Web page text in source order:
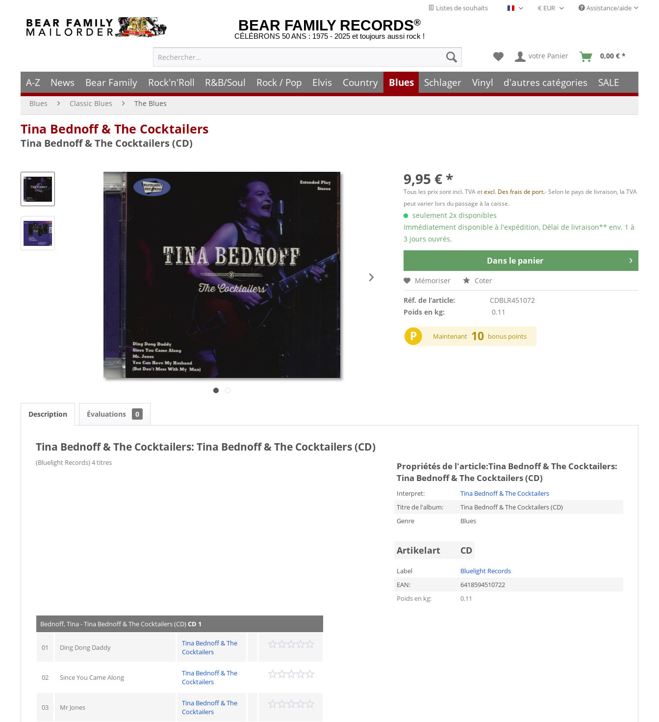
Listes de souhaits Français- FR Assistance/aide
BEAR FAMILY RECORDS®
CÉLÉBRONS 50 ANS : 1975 - 2025 et toujours aussi rock !
votre Panier 0,00 € *
A-Z News Bear Family Rock'n'Roll R&B/Soul Rock / Pop Elvis Country Blues Schlager Vinyl d'autres catégories SALE
Blues Classic Blues The Blues
Tina Bednoff & The Cocktailers
Tina Bednoff & The Cocktailers (CD)
9,95 € *
Tous les prix sont incl. TVA etexcl. Des frais de port.- Selon le pays de livraison, la TVA
peut varier lors du passage à la caisse.
seulement 2x disponibles
Immédiatement disponible à l'expédition, Délai de livraison** env. 1 à
3 jours ouvrés.
Dans le panier
Mémoriser Coter
Réf. de l’article:
CDBLR451072
Poids en kg:
0.11
P Maintenant 10 bonus points
Description Évaluations 0
Tina Bednoff & The Cocktailers: Tina Bednoff & The Cocktailers (CD)
(Bluelight Records) 4 titres Propriétés de l'article:Tina Bednoff & The Cocktailers:
Tina Bednoff & The Cocktailers (CD)
Interpret:
Tina Bednoff & The Cocktailers
Titre de l'album:
Tina Bednoff & The Cocktailers (CD)
Genre
Blues
Artikelart CD
Label
Bluelight Records
EAN:
6418594510722
Poids en kg:
0.11
Bednoff, Tina - Tina Bednoff & The Cocktailers (CD)CD 1
01 Ding Dong Daddy
Tina Bednoff & The
Cocktailers
02 Since You Came Along
Tina Bednoff & The
Cocktailers
03 Mr Jones
Tina Bednoff & The
Cocktailers